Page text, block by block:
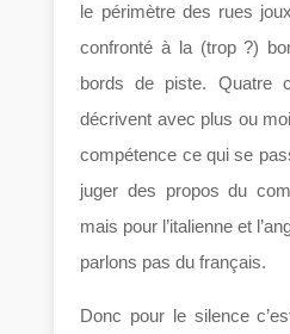
le périmètre des rues
confronté à la (trop ?)
bords de piste. Quatre
décrivent avec plus ou
compétence ce qui se
juger des propos du
mais pour l’italienne et
parlons pas du français.
Donc pour le silence